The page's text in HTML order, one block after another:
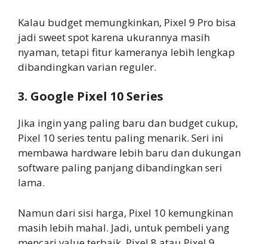
Kalau budget memungkinkan, Pixel 9 Pro bisa
jadi sweet spot karena ukurannya masih
nyaman, tetapi fitur kameranya lebih lengkap
dibandingkan varian reguler.
3. Google Pixel 10 Series
Jika ingin yang paling baru dan budget cukup,
Pixel 10 series tentu paling menarik. Seri ini
membawa hardware lebih baru dan dukungan
software paling panjang dibandingkan seri
lama.
Namun dari sisi harga, Pixel 10 kemungkinan
masih lebih mahal. Jadi, untuk pembeli yang